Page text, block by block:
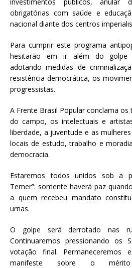
obrigatórias com saúde e
nacional diante dos centros
Para cumprir este programa
hesitarão em ir além do golpe
adotando medidas de
resistência democrática, os
progressistas.
A Frente Brasil Popular conclama os
do campo, os intelectuais e
liberdade, a juventude e as
locais de estudo, trabalho e
democracia.
Estaremos todos unidos sob a
Temer”: somente haverá paz
a quem recebeu mandato
urnas.
O golpe será derrotado nas
Continuaremos pressionando os
votação final. Permaneceremos
manifeste sobre o mérito